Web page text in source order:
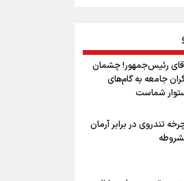
شهر کاظمین
نامگذاری شهر نجف
مسیر پیاده روی اربعین
نامگذاری شهر سامرا
شهر کربلا
در پیاده روی اربعین
رئیس‌جمهور! چشمان
جامعه به گام‌های
شماست
تندروی در برابر آرمان